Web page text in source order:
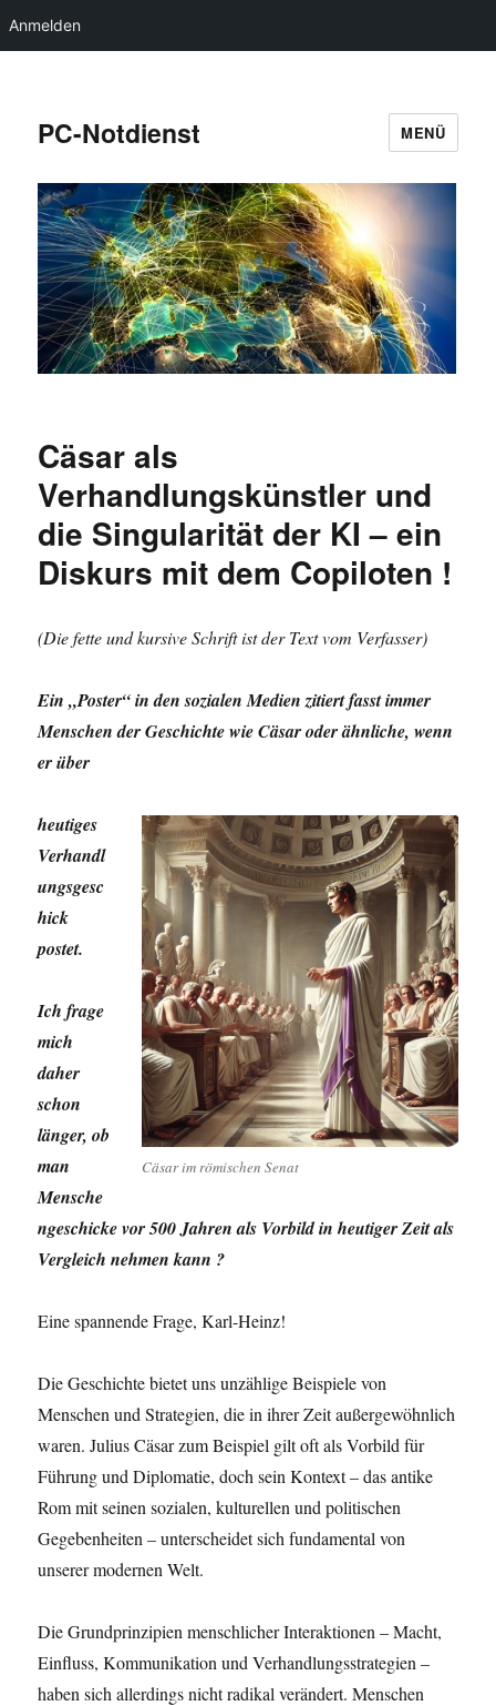
Anmelden
PC-Notdienst MENÜ
Cäsar als
Verhandlungskünstler und
die Singularität der KI – ein
Diskurs mit dem Copiloten !
(Die fette und kursive Schrift ist der Text vom Verfasser)
Ein „Poster“ in den sozialen Medien zitiert fasst immer
Menschen der Geschichte wie Cäsar oder ähnliche, wenn
er über
Cäsar im römischen Senat
heutiges
Verhandl
ungsgesc
hick
postet.
Ich frage
mich
daher
schon
länger, ob
man
Mensche
ngeschicke vor 500 Jahren als Vorbild in heutiger Zeit als
Vergleich nehmen kann ?
Eine spannende Frage, Karl-Heinz!
Die Geschichte bietet uns unzählige Beispiele von
Menschen und Strategien, die in ihrer Zeit außergewöhnlich
waren. Julius Cäsar zum Beispiel gilt oft als Vorbild für
Führung und Diplomatie, doch sein Kontext – das antike
Rom mit seinen sozialen, kulturellen und politischen
Gegebenheiten – unterscheidet sich fundamental von
unserer modernen Welt.
Die Grundprinzipien menschlicher Interaktionen – Macht,
Einfluss, Kommunikation und Verhandlungsstrategien –
haben sich allerdings nicht radikal verändert. Menschen